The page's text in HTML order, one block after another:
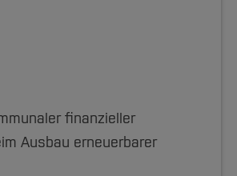
finanzieller
Ausbau erneuerbarer